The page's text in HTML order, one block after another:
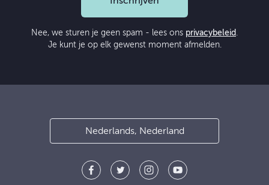
Nee, we sturen je geen spam - lees ons privacybeleid .
Je kunt je op elk gewenst moment afmelden.
Nederlands, Nederland